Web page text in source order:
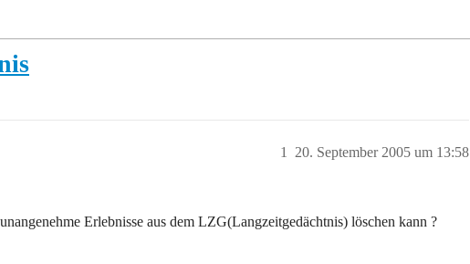
20. September 2005 um 13:58
1
Erlebnisse aus dem LZG(Langzeitgedächtnis) löschen kann ?